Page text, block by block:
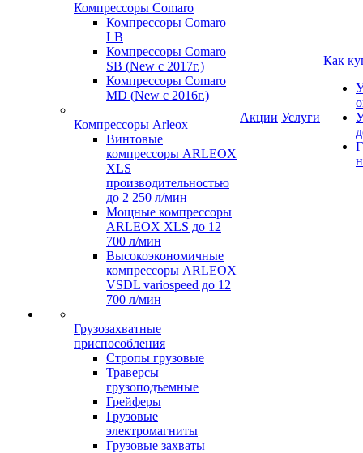
Компрессоры Comaro
Компрессоры Comaro
LB
Компрессоры Comaro
SB (New с 2017г.)
Компрессоры Comaro
MD (New с 2016г.)
Компрессоры Arleox
Винтовые
компрессоры ARLEOX
XLS
производительностью
до 2 250 л/мин
Мощные компрессоры
ARLEOX XLS до 12
700 л/мин
Высокоэкономичные
компрессоры ARLEOX
VSDL variospeed до 12
700 л/мин
Грузозахватные
приспособления
Стропы грузовые
Траверсы
грузоподъемные
Грейферы
Грузовые
электромагниты
Грузовые захваты
Акции Услуги
Как